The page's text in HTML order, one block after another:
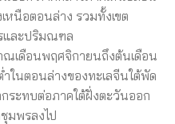
หนือตอนล่าง รวมทั้งเขต
และปริมณฑล
เดือนพฤศจิกายนถึงต้นเดือน
ในตอนล่างของทะเลจีนใต้พัด
ระทบต่อภาคใต้ฝั่งตะวันออก
มพรลงไป